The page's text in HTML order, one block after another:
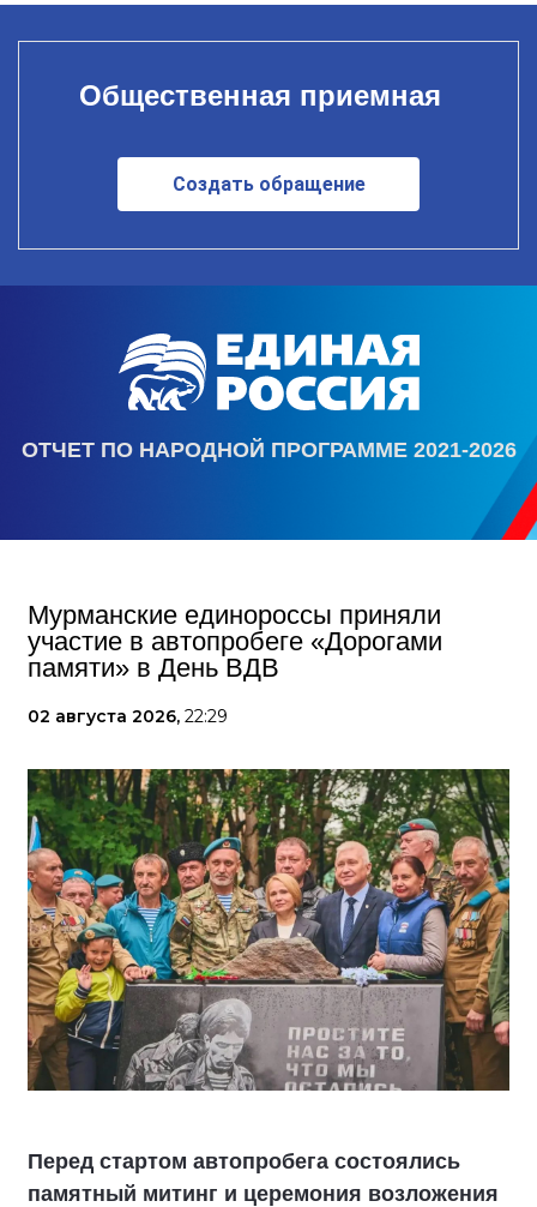
Общественная приемная
Создать обращение
ОТЧЕТ ПО НАРОДНОЙ ПРОГРАММЕ 2021-2026
Мурманские единороссы приняли
участие в автопробеге «Дорогами
памяти» в День ВДВ
02 августа 2026, 22:29
Перед стартом автопробега состоялись
памятный митинг и церемония возложения